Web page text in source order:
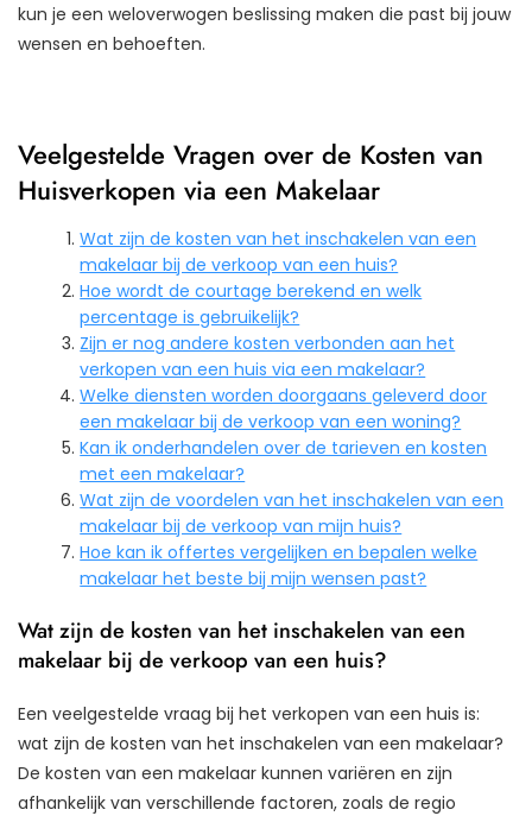
kun je een weloverwogen beslissing maken die past bij jouw
wensen en behoeften.
Veelgestelde Vragen over de Kosten van
Huisverkopen via een Makelaar
Wat zijn de kosten van het inschakelen van een
makelaar bij de verkoop van een huis?
Hoe wordt de courtage berekend en welk
percentage is gebruikelijk?
Zijn er nog andere kosten verbonden aan het
verkopen van een huis via een makelaar?
Welke diensten worden doorgaans geleverd door
een makelaar bij de verkoop van een woning?
Kan ik onderhandelen over de tarieven en kosten
met een makelaar?
Wat zijn de voordelen van het inschakelen van een
makelaar bij de verkoop van mijn huis?
Hoe kan ik offertes vergelijken en bepalen welke
makelaar het beste bij mijn wensen past?
Wat zijn de kosten van het inschakelen van een
makelaar bij de verkoop van een huis?
Een veelgestelde vraag bij het verkopen van een huis is:
wat zijn de kosten van het inschakelen van een makelaar?
De kosten van een makelaar kunnen variëren en zijn
afhankelijk van verschillende factoren, zoals de regio